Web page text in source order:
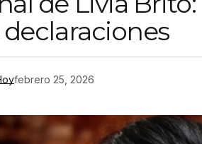
febrero 25, 2026